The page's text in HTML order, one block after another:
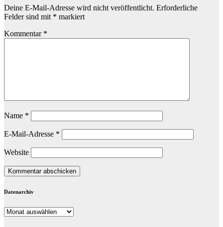
Deine E-Mail-Adresse wird nicht veröffentlicht. Erforderliche
Felder sind mit * markiert
Kommentar *
Name *
E-Mail-Adresse *
Website
Datenarchiv
Datenarchiv